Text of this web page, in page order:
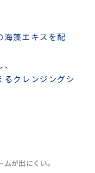
海藻エキスを配
るクレンジングシ
が出にくい。